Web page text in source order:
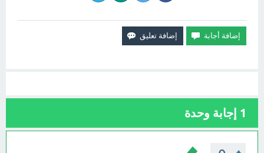
1 إجابة وحدة